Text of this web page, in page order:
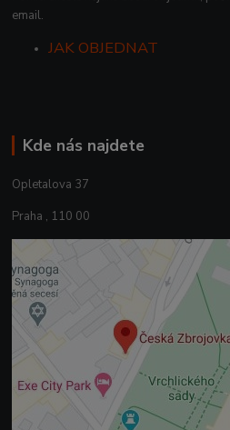
email.
JAK OBJEDNAT
Kde nás najdete
Opletalova 37
Praha , 110 00